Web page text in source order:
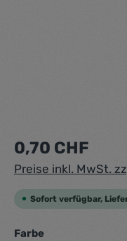
Regulärer Preis:
0,70 CHF
Preise inkl. MwSt.
Sofort verfügbar,
Farbeauswählen